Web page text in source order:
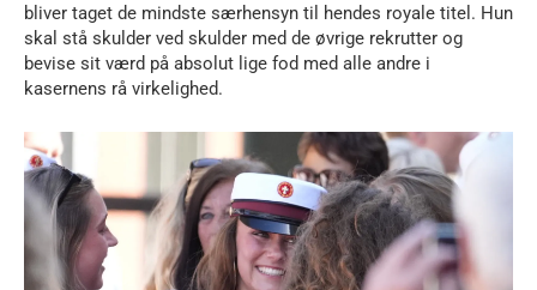
bliver taget de mindste særhensyn til hendes royale titel. Hun
skal stå skulder ved skulder med de øvrige rekrutter og
bevise sit værd på absolut lige fod med alle andre i
kasernens rå virkelighed.